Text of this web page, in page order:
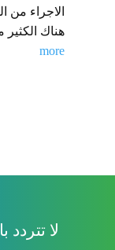
الاجراء من
هناك الكثير
more
لا